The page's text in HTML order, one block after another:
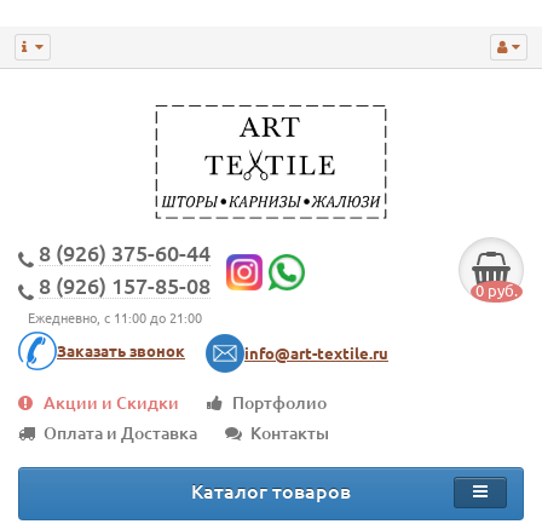
8 (926) 375-60-44
8 (926) 157-85-08
Ежедневно, с 11:00 до 21:00
Заказать звонок info@art-textile.ru
0 руб.
Акции и Скидки
Портфолио
Оплата и Доставка
Контакты
Каталог товаров